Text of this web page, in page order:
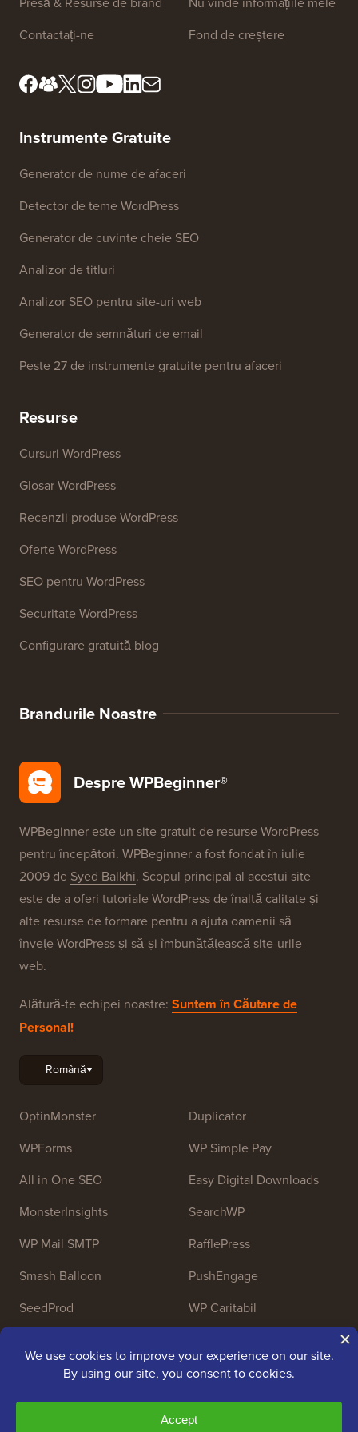
Contactați-ne
Fond de creștere
Instrumente Gratuite
Generator de nume de afaceri
Detector de teme WordPress
Generator de cuvinte cheie SEO
Analizor de titluri
Analizor SEO pentru site-uri web
Generator de semnături de email
Peste 27 de instrumente gratuite pentru afaceri
Resurse
Cursuri WordPress
Glosar WordPress
Recenzii produse WordPress
Oferte WordPress
SEO pentru WordPress
Securitate WordPress
Configurare gratuită blog
Brandurile Noastre
Despre WPBeginner®
WPBeginner este un site gratuit de resurse WordPress
pentru începători. WPBeginner a fost fondat în iulie
2009 de Syed Balkhi. Scopul principal al acestui site
este de a oferi tutoriale WordPress de înaltă calitate și
alte resurse de formare pentru a ajuta oamenii să
învețe WordPress și să-și îmbunătățească site-urile
web.
Alătură-te echipei noastre: Suntem în Căutare de
Personal!
OptinMonster
WPForms
All in One SEO
MonsterInsights
WP Mail SMTP
Smash Balloon
SeedProd
Duplicator
WP Simple Pay
Easy Digital Downloads
SearchWP
RafflePress
PushEngage
WP Caritabil